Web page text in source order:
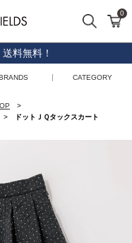
STRAWBERRY-FIELDS
検索 カ
0
料無料！
CATEGORY
ドットＪＱタックスカート